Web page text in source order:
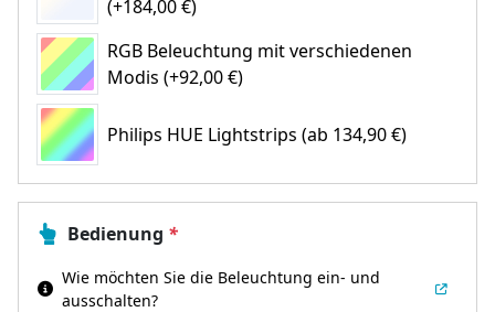
(+184,00 €)
RGB Beleuchtung mit verschiedenen
Modis (+92,00 €)
Philips HUE Lightstrips (ab 134,90 €)
Bedienung *
Wie möchten Sie die Beleuchtung ein- und
ausschalten?